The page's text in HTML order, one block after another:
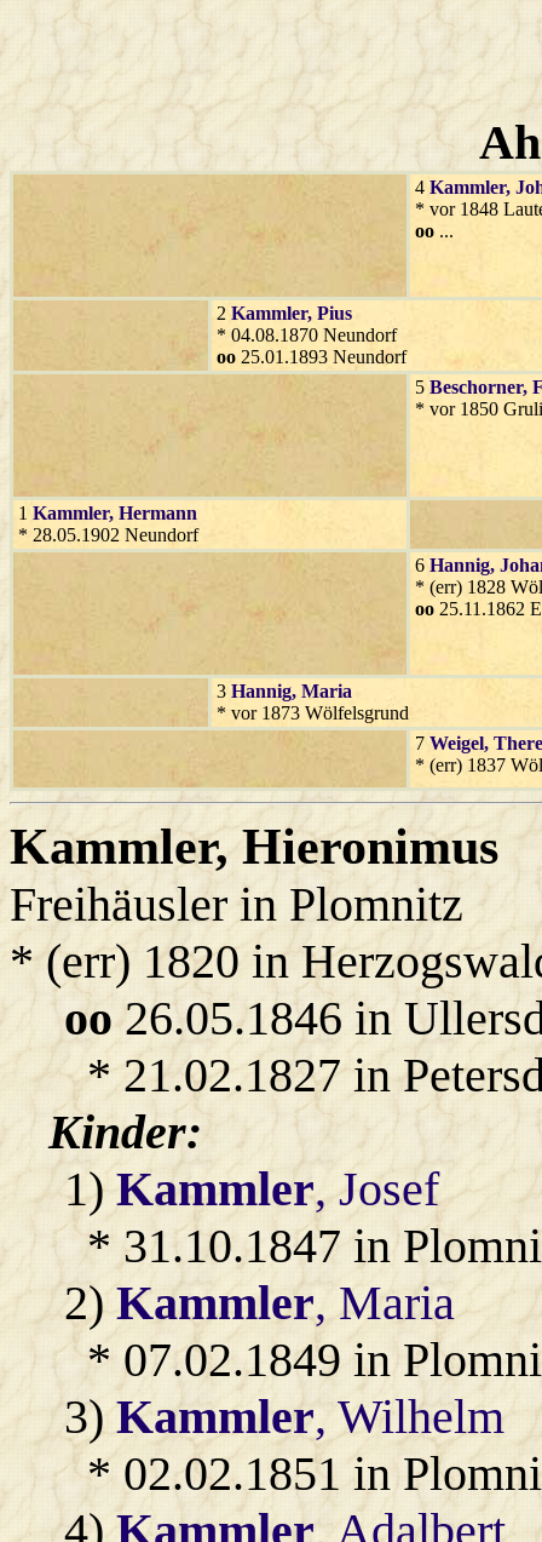
4 Kammler,
* vor 1848
oo ...
2 Kammler, Pius
* 04.08.1870 Neundorf
oo 25.01.1893 Neundorf
5 Beschorner,
* vor 1850
1 Kammler, Hermann
* 28.05.1902 Neundorf
6 Hannig,
* (err) 1828
oo 25.11.1862
3 Hannig, Maria
* vor 1873 Wölfelsgrund
7 Weigel,
* (err) 1837
Kammler, Hieronimus
Freihäusler in Plomnitz
* (err) 1820 in
oo26.05.1846 in
* 21.02.1827 in
Kinder:
1)Kammler, Josef
* 31.10.1847 in
2)Kammler, Maria
* 07.02.1849 in
3)Kammler, Wilhelm
* 02.02.1851 in
4)Kammler, Adalbert